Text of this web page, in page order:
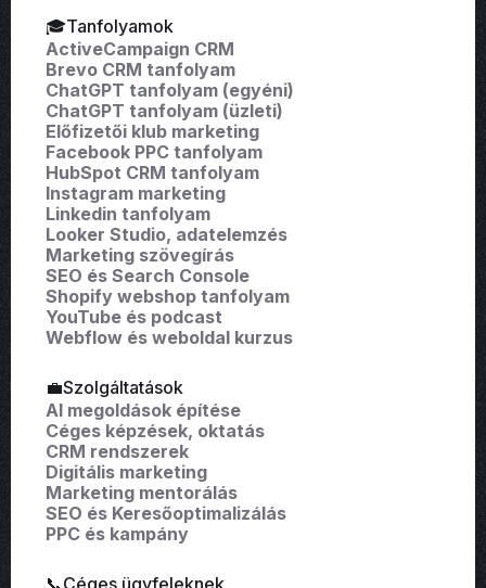
🎓Tanfolyamok
ActiveCampaign CRM
Brevo CRM tanfolyam
ChatGPT tanfolyam (egyéni)
ChatGPT tanfolyam (üzleti)
Előfizetői klub marketing
Facebook PPC tanfolyam
HubSpot CRM tanfolyam
Instagram marketing
Linkedin tanfolyam
Looker Studio, adatelemzés
Marketing szövegírás
SEO és Search Console
Shopify webshop tanfolyam
YouTube és podcast
Webflow és weboldal kurzus
💼Szolgáltatások
AI megoldások építése
Céges képzések, oktatás
CRM rendszerek
Digitális marketing
Marketing mentorálás
SEO és Keresőoptimalizálás
PPC és kampány